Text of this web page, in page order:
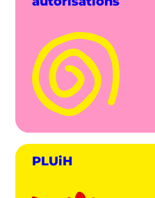
PLUiH